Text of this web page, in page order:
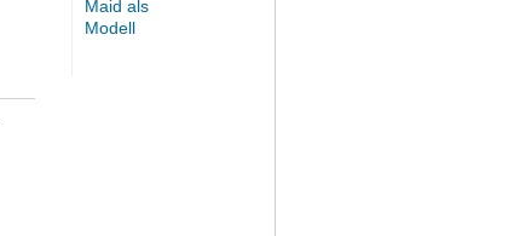
Maid als
Modell